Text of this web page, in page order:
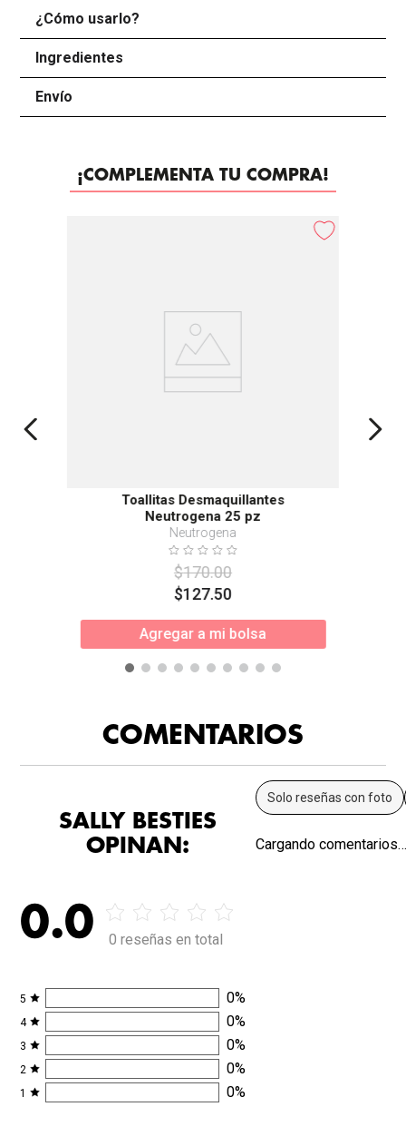
¿Cómo usarlo?
Ingredientes
Envío
¡COMPLEMENTA TU COMPRA!
Toallitas Desmaquillantes
Neutrogena 25 pz
Neutrogena
$170.00
$127.50
Agregar a mi bolsa
COMENTARIOS
SALLY BESTIES
OPINAN:
0.0 0 reseñas en total
5 0%
4 0%
3 0%
2 0%
1 0%
Solo reseñas con foto
Cargando